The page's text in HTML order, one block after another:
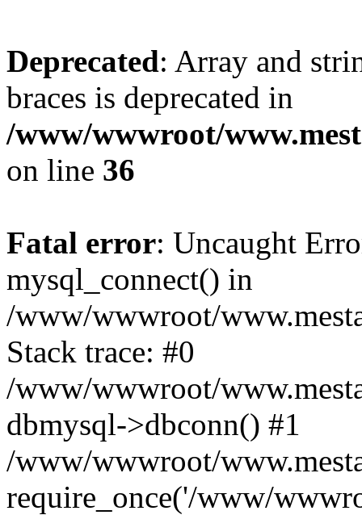
Deprecated: Array and
braces is deprecated in
/www/wwwroot/
on line 36
Fatal error: Uncaught
mysql_connect() in
/www/wwwroot/
Stack trace: #0
/www/wwwroot/
dbmysql->dbconn() #1
/www/wwwroot/
require_once('/www/